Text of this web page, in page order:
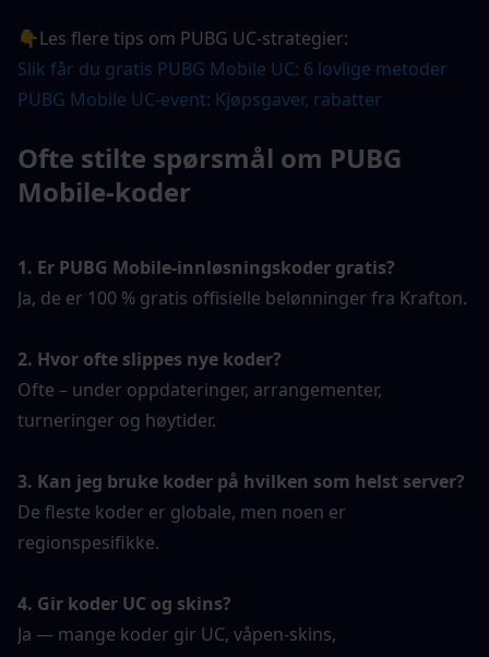
👇Les flere tips om PUBG UC-strategier:
Slik får du gratis PUBG Mobile UC: 6 lovlige metoder
PUBG Mobile UC-event: Kjøpsgaver, rabatter
Ofte stilte spørsmål om PUBG
Mobile-koder
1. Er PUBG Mobile-innløsningskoder gratis?
Ja, de er 100 % gratis offisielle belønninger fra Krafton.
2. Hvor ofte slippes nye koder?
Ofte – under oppdateringer, arrangementer,
turneringer og høytider.
3. Kan jeg bruke koder på hvilken som helst server?
De fleste koder er globale, men noen er
regionspesifikke.
4. Gir koder UC og skins?
Ja — mange koder gir UC, våpen-skins,